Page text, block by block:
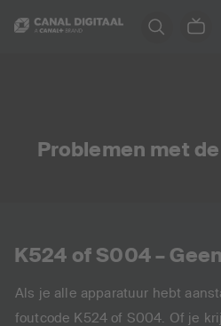
Problemen met
K524 of S004 –
Als je alle apparatuur hebt
foutcode K524 of S004. Of je